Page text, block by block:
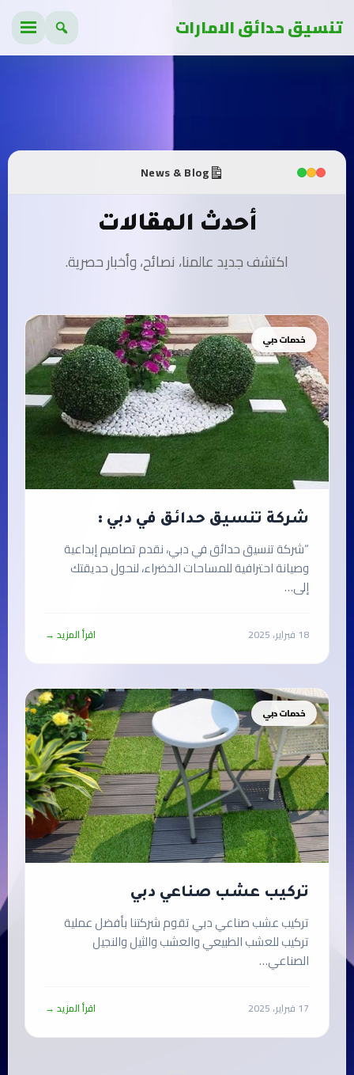
تنسيق حدائق الامارات
News & Blog
أحدث المقالات
اكتشف جديد عالمنا، نصائح، وأخبار حصرية.
خدمات دبي
شركة تنسيق حدائق في دبي :
“شركة تنسيق حدائق في دبي، نقدم تصاميم إبداعية
وصيانة احترافية للمساحات الخضراء، لنحول حديقتك
إلى…
18 فبراير، 2025 اقرأ المزيد →
خدمات دبي
تركيب عشب صناعي دبي
تركيب عشب صناعي دبي تقوم شركتنا بأفضل عملية
تركيب للعشب الطبيعي والعشب والثيل والنجيل
الصناعي…
17 فبراير، 2025 اقرأ المزيد →